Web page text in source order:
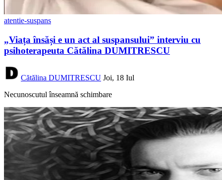
atentie-suspans
„Viața însăși e un act al suspansului” interviu cu
psihoterapeuta Cătălina DUMITRESCU
Cătălina DUMITRESCU Joi, 18 Iul
Necunoscutul înseamnă schimbare